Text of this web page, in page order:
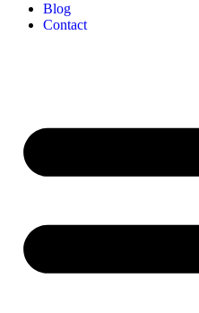
Blog
Contact